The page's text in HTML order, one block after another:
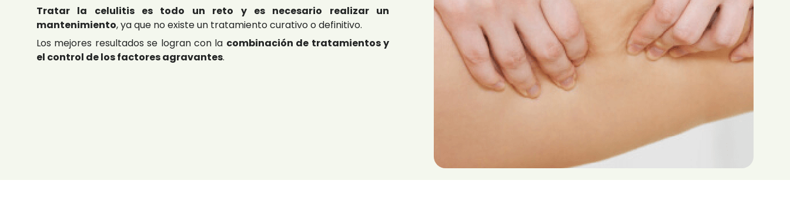
Tratar la celulitis es todo un reto y es necesario realizar un
mantenimiento, ya que no existe un tratamiento curativo o definitivo.
Los mejores resultados se logran con la combinación de tratamientos y
el control de los factores agravantes.